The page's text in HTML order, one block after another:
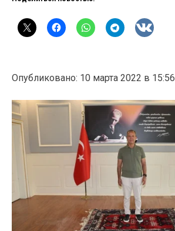
Опубликовано: 10 марта 2022 в 15:56